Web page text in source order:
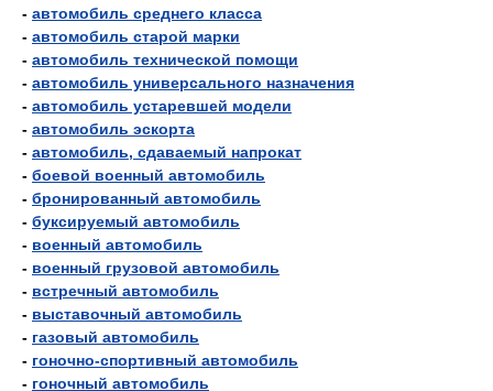
- автомобиль среднего класса
- автомобиль старой марки
- автомобиль технической помощи
- автомобиль универсального назначения
- автомобиль устаревшей модели
- автомобиль эскорта
- автомобиль, сдаваемый напрокат
- боевой военный автомобиль
- бронированный автомобиль
- буксируемый автомобиль
- военный автомобиль
- военный грузовой автомобиль
- встречный автомобиль
- выставочный автомобиль
- газовый автомобиль
- гоночно-спортивный автомобиль
- гоночный автомобиль